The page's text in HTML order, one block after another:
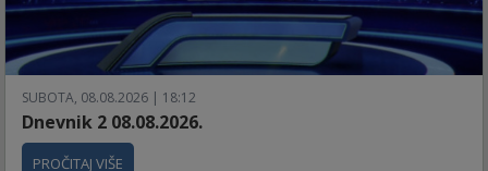
SUBOTA, 08.08.2026 | 18:12
Dnevnik 2 08.08.2026.
PROČITAJ VIŠE